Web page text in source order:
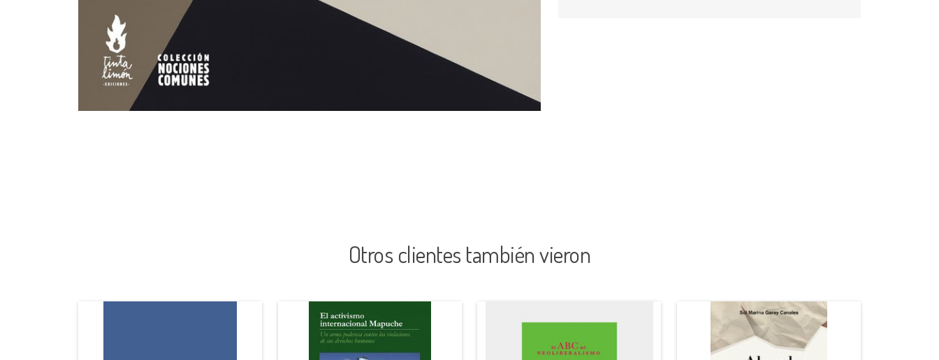
Otros clientes también vieron